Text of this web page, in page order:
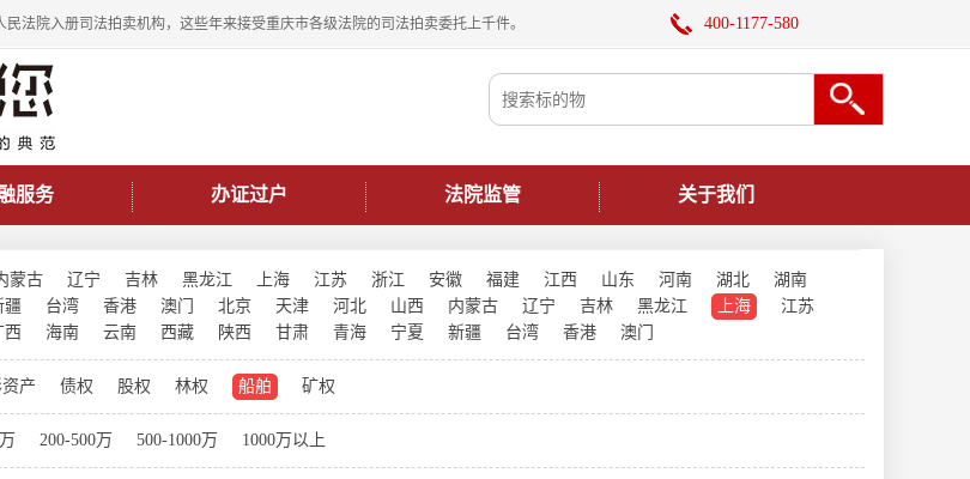
法院入册司法拍卖机构，这些年来接受重庆市各级法院的司法拍卖委托上千件。 400-1177-580
服务 办证过户 法院监管 关于我们
蒙古 辽宁 吉林 黑龙江 上海 江苏 浙江 安徽 福建 江西 山东 河南 湖北
湖南
疆 台湾 香港 澳门 北京 天津 河北 山西 内蒙古 辽宁 吉林 黑龙江 上海
江苏
西 海南 云南 西藏 陕西 甘肃 青海 宁夏 新疆 台湾 香港 澳门
产 债权 股权 林权 船舶 矿权
200-500万 500-1000万 1000万以上